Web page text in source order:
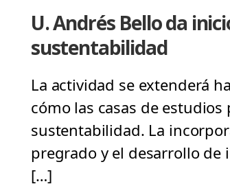
U. Andrés Bello da
sustentabilidad
La actividad se extenderá
cómo las casas de
sustentabilidad. La
pregrado y el desarrollo de
[…]